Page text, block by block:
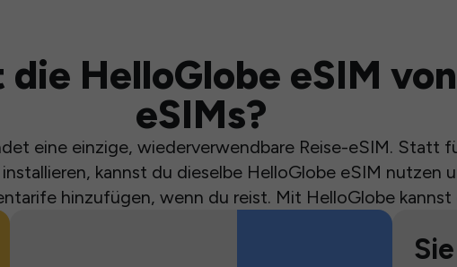
HelloGlobe eSIM
eSIMs?
eine einzige, wiederverwendbare Reise-eSIM. Statt
kannst du dieselbe HelloGlobe eSIM nutzen
hinzufügen, wenn du reist. Mit HelloGlobe kannst